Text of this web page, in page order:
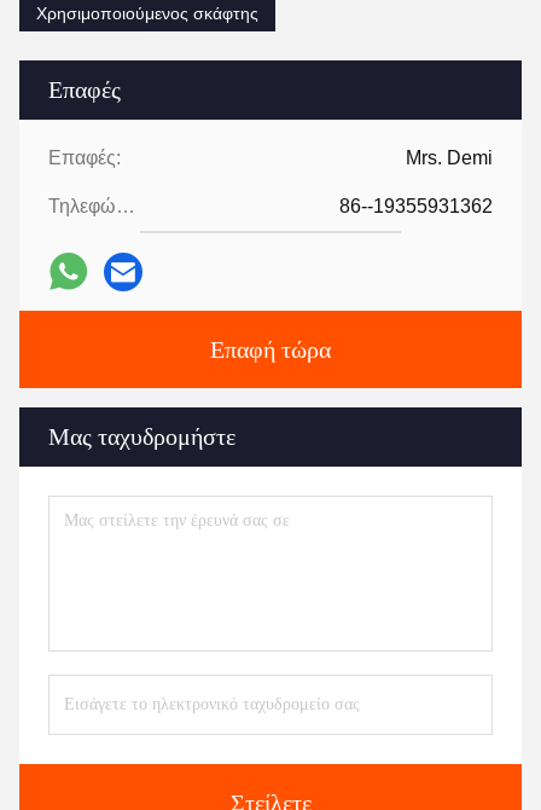
Συσκευή και παράδοση